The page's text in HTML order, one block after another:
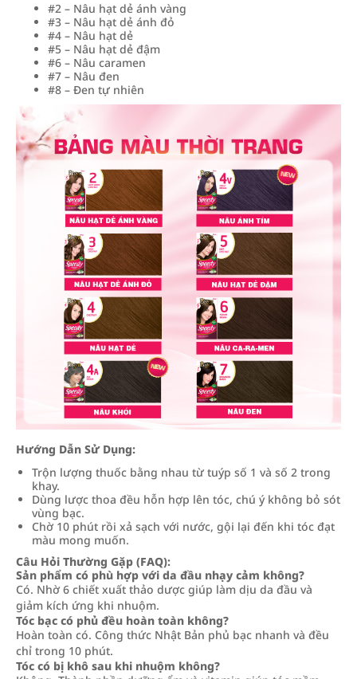
#2 – Nâu hạt dẻ ánh vàng
#3 – Nâu hạt dẻ ánh đỏ
#4 – Nâu hạt dẻ
#5 – Nâu hạt dẻ đậm
#6 – Nâu caramen
#7 – Nâu đen
#8 – Đen tự nhiên
Hướng Dẫn Sử Dụng:
Trộn lượng thuốc bằng nhau từ tuýp số 1 và số 2 trong
khay.
Dùng lược thoa đều hỗn hợp lên tóc, chú ý không bỏ sót
vùng bạc.
Chờ 10 phút rồi xả sạch với nước, gội lại đến khi tóc đạt
màu mong muốn.
Câu Hỏi Thường Gặp (FAQ):
Sản phẩm có phù hợp với da đầu nhạy cảm không?
Có. Nhờ 6 chiết xuất thảo dược giúp làm dịu da đầu và
giảm kích ứng khi nhuộm.
Tóc bạc có phủ đều hoàn toàn không?
Hoàn toàn có. Công thức Nhật Bản phủ bạc nhanh và đều
chỉ trong 10 phút.
Tóc có bị khô sau khi nhuộm không?